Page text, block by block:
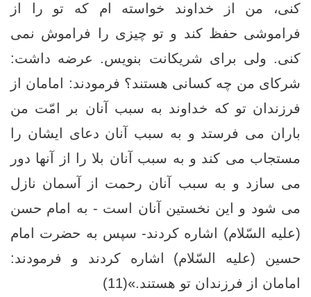
كنى، من از خداوند خواسته‏ ام كه تو را از
فراموشی حفظ كند و تو چیزی را فراموش نمی
کنی. ولى براى شريكانت بنويس. عرضه داشت:
شركاى من چه كسانی هستند؟ فرمودند: امامان از
فرزندان تو كه خداوند به سبب آنان بر امّت من
باران مى ‏فرستد و به سبب آنان دعاى ايشان را
مستجاب مى ‏كند و به سبب آنان بلا را از آنها دور
مى ‏سازد و به سبب آنان رحمت از آسمان نازل
مى ‏شود و اين نخستين آنان است - به امام حسن
(عليه السّلام) اشاره كردند- سپس به حضرت امام
حسين (عليه السّلام) اشاره كردند و فرمودند:
امامان از فرزندان تو هستند.»(11)